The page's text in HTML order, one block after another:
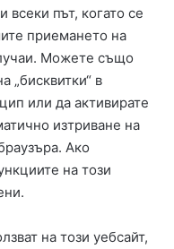
всеки път, когато се
приемането на
Можете също
„бисквитки“ в
или да активирате
изтриване на
Ако
на този
на този уебсайт,